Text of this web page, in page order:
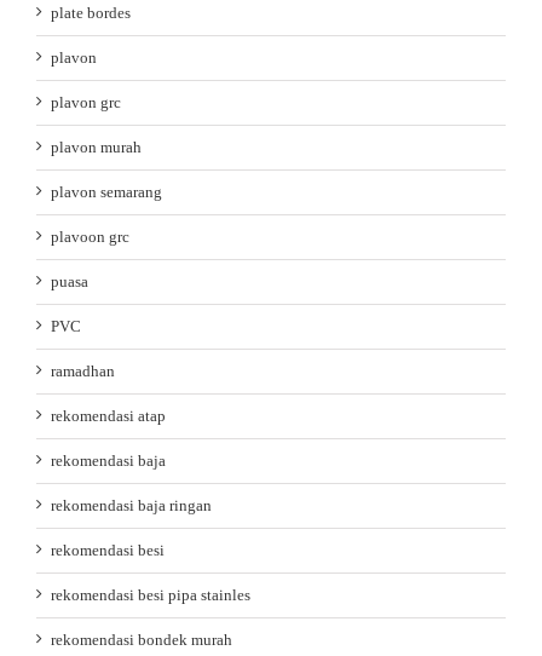
plate bordes
plavon
plavon grc
plavon murah
plavon semarang
plavoon grc
puasa
PVC
ramadhan
rekomendasi atap
rekomendasi baja
rekomendasi baja ringan
rekomendasi besi
rekomendasi besi pipa stainles
rekomendasi bondek murah